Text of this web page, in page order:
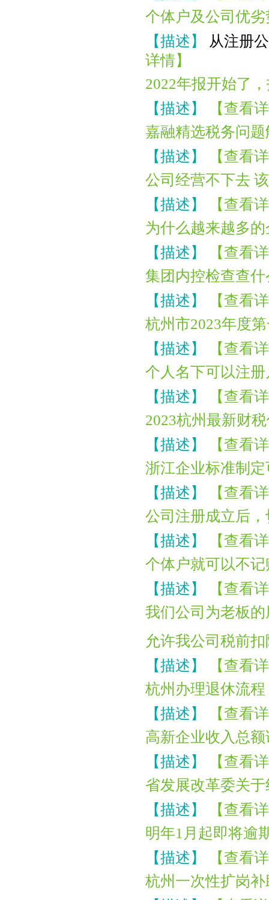
个体户及公司优劣
【描述】
从注册
详情】
2022年报开始了
【描述】
【查看
嘉融精选税务问题
【描述】
【查看
公司经营不下去
【描述】
【查看
为什么越来越多
【描述】
【查看
集团内控检查查什
【描述】
【查看
杭州市2023年度
【描述】
【查看
个人名下可以注
【描述】
【查看
2023杭州最新财
【描述】
【查看
浙江企业标准制
【描述】
【查看
公司注册成立后
【描述】
【查看
个体户就可以不
【描述】
【查看
我们公司为老板
允许我公司税前
【描述】
【查看
杭州办理退休流程
【描述】
【查看
高新企业收入总
【描述】
【查看
省发展改革委关
【描述】
【查看
明年1月起即将逾
【描述】
【查看
杭州一次性扩岗